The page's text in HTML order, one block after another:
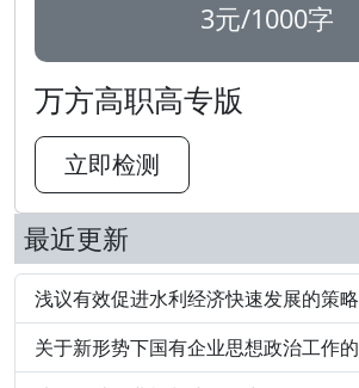
3元/1000字
万方高职高专版
立即检测
最近更新
浅议有效促进水利经济快速发展的策略
关于新形势下国有企业思想政治工作的